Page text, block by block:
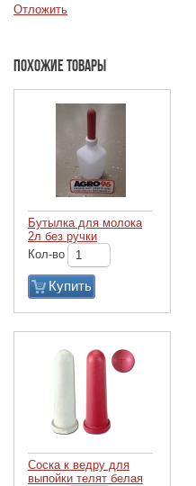
Отложить
Похожие товары
Бутылка для молока
2л без ручки
Кол-во
Купить
Соска к ведру для
выпойки телят белая